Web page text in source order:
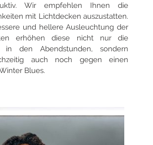
Wir empfehlen Ihnen die
mit Lichtdecken auszustatten.
und hellere Ausleuchtung der
erhöhen diese nicht nur die
in den Abendstunden, sondern
auch noch gegen einen
Blues.